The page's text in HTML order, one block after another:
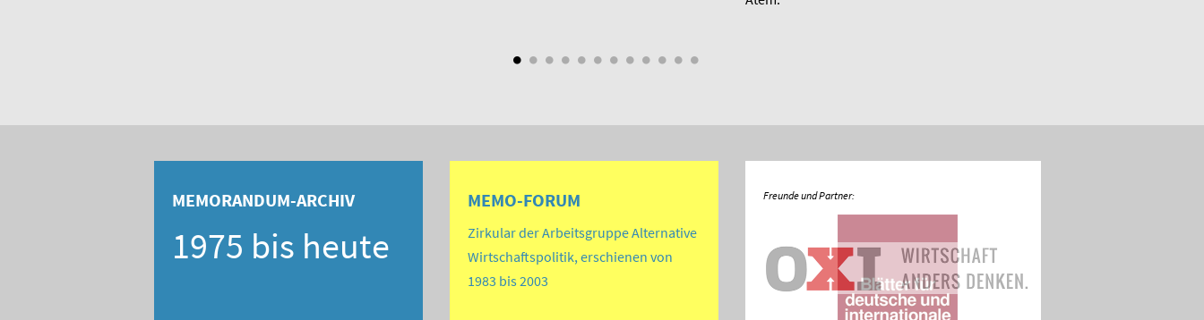
MEMORANDUM-ARCHIV
1975 bis heute
MEMO-FORUM
Zirkular der Arbeitsgruppe Alternative
Wirtschaftspolitik, erschienen von
1983 bis 2003